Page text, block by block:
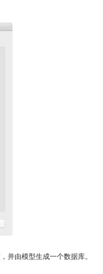
并由模型生成一个数据库。